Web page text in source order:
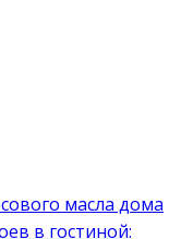
масла дома
в гостиной: